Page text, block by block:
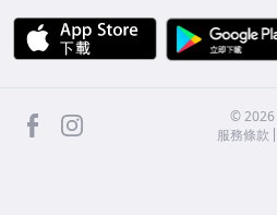
APP Store
facebook ©2026
服務條款